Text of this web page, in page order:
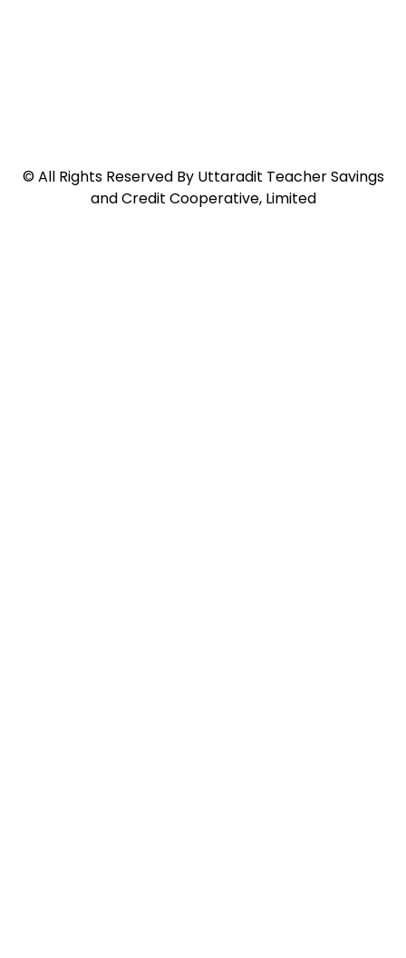
©All Rights Reserved By Uttaradit Teacher Savings
and Credit Cooperative, Limited